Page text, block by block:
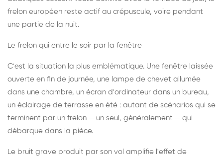
frelon européen reste actif au crépuscule, voire pendant
une partie de la nuit.
Le frelon qui entre le soir par la fenêtre
C'est la situation la plus emblématique. Une fenêtre laissée
ouverte en fin de journée, une lampe de chevet allumée
dans une chambre, un écran d'ordinateur dans un bureau,
un éclairage de terrasse en été : autant de scénarios qui se
terminent par un frelon — un seul, généralement — qui
débarque dans la pièce.
Le bruit grave produit par son vol amplifie l'effet de